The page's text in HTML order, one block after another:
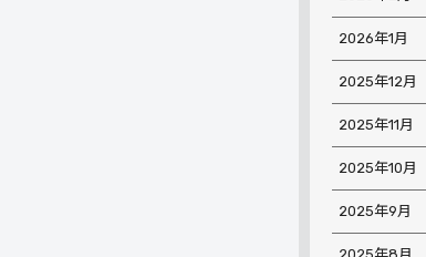
2026年1月
2025年12月
2025年11月
2025年10月
2025年9月